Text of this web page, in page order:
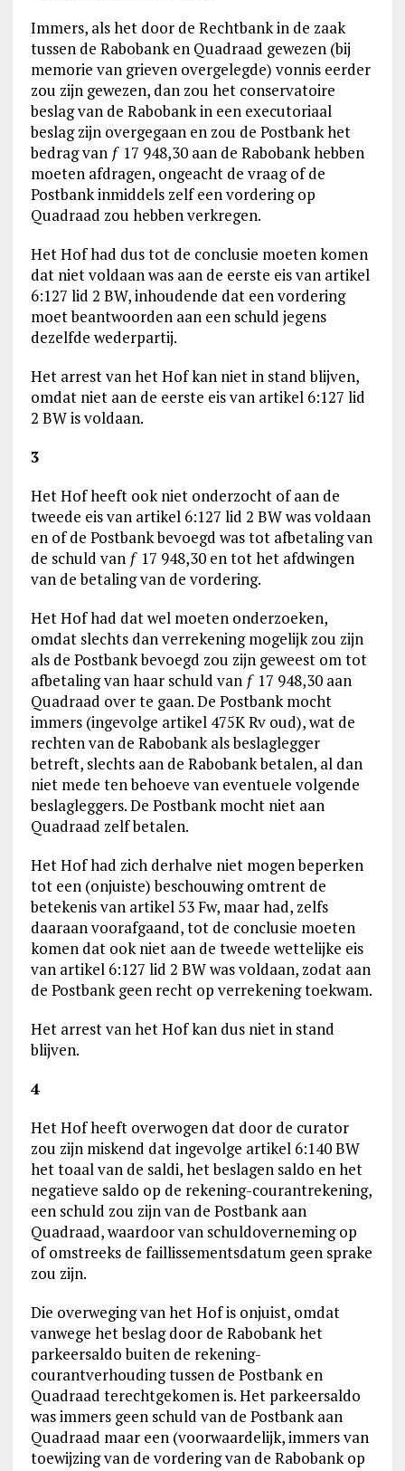
Immers, als het door de Rechtbank in de zaak
tussen de Rabobank en Quadraad gewezen (bij
memorie van grieven overgelegde) vonnis eerder
zou zijn gewezen, dan zou het conservatoire
beslag van de Rabobank in een executoriaal
beslag zijn overgegaan en zou de Postbank het
bedrag van ƒ 17 948,30 aan de Rabobank hebben
moeten afdragen, ongeacht de vraag of de
Postbank inmiddels zelf een vordering op
Quadraad zou hebben verkregen.
Het Hof had dus tot de conclusie moeten komen
dat niet voldaan was aan de eerste eis van artikel
6:127 lid 2 BW, inhoudende dat een vordering
moet beantwoorden aan een schuld jegens
dezelfde wederpartij.
Het arrest van het Hof kan niet in stand blijven,
omdat niet aan de eerste eis van artikel 6:127 lid
2 BW is voldaan.
3
Het Hof heeft ook niet onderzocht of aan de
tweede eis van artikel 6:127 lid 2 BW was voldaan
en of de Postbank bevoegd was tot afbetaling van
de schuld van ƒ 17 948,30 en tot het afdwingen
van de betaling van de vordering.
Het Hof had dat wel moeten onderzoeken,
omdat slechts dan verrekening mogelijk zou zijn
als de Postbank bevoegd zou zijn geweest om tot
afbetaling van haar schuld van ƒ 17 948,30 aan
Quadraad over te gaan. De Postbank mocht
immers (ingevolge artikel 475K Rv oud), wat de
rechten van de Rabobank als beslaglegger
betreft, slechts aan de Rabobank betalen, al dan
niet mede ten behoeve van eventuele volgende
beslagleggers. De Postbank mocht niet aan
Quadraad zelf betalen.
Het Hof had zich derhalve niet mogen beperken
tot een (onjuiste) beschouwing omtrent de
betekenis van artikel 53 Fw, maar had, zelfs
daaraan voorafgaand, tot de conclusie moeten
komen dat ook niet aan de tweede wettelijke eis
van artikel 6:127 lid 2 BW was voldaan, zodat aan
de Postbank geen recht op verrekening toekwam.
Het arrest van het Hof kan dus niet in stand
blijven.
4
Het Hof heeft overwogen dat door de curator
zou zijn miskend dat ingevolge artikel 6:140 BW
het toaal van de saldi, het beslagen saldo en het
negatieve saldo op de rekening-courantrekening,
een schuld zou zijn van de Postbank aan
Quadraad, waardoor van schuldoverneming op
of omstreeks de faillissementsdatum geen sprake
zou zijn.
Die overweging van het Hof is onjuist, omdat
vanwege het beslag door de Rabobank het
parkeersaldo buiten de rekening-
courantverhouding tussen de Postbank en
Quadraad terechtgekomen is. Het parkeersaldo
was immers geen schuld van de Postbank aan
Quadraad maar een (voorwaardelijk, immers van
toewijzing van de vordering van de Rabobank op